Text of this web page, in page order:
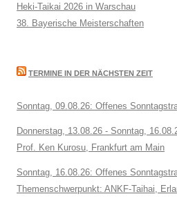
Heki-Taikai 2026 in Warschau
38. Bayerische Meisterschaften
TERMINE IN DER NÄCHSTEN ZEIT
Sonntag, 09.08.26: Offenes
Donnerstag, 13.08.26 - Sonntag,
Prof. Ken Kurosu, Frankfurt am Main
Sonntag, 16.08.26: Offenes
Themenschwerpunkt: ANKF-Taihai,